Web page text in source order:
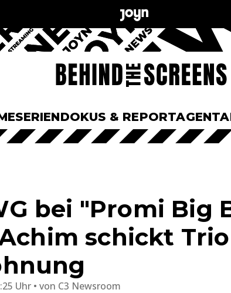
SERIENDOKUS & REPORTAGEN
bei "Promi Big
schickt
Uhr von C3 Newsroom